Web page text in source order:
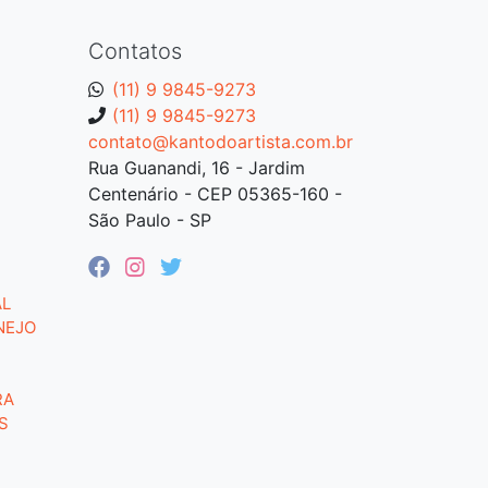
Contatos
(11) 9 9845-9273
(11) 9 9845-9273
contato@kantodoartista.com.br
Rua Guanandi, 16 - Jardim
Centenário - CEP 05365-160 -
São Paulo - SP